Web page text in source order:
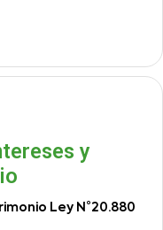
y
Ley N°20.880